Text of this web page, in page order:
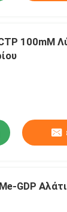
100mM
GDP